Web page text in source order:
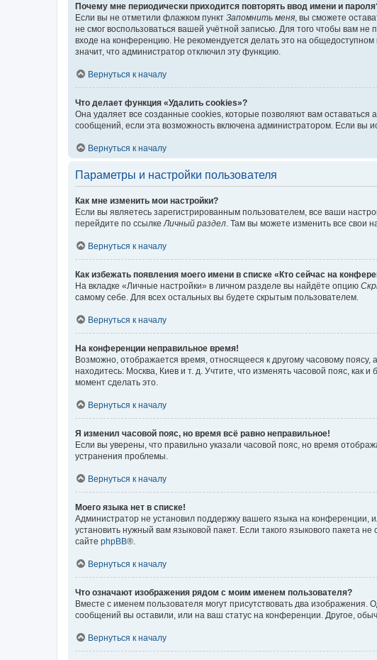
Почему мне периодически приходится повторять ввод имени и
Если вы не отметили флажком пункт Запомнить меня , вы сможете
не смог воспользоваться вашей учётной записью. Для того чтобы вам
входе на конференцию. Не рекомендуется делать это на
значит, что администратор отключил эту функцию.
Вернуться к началу
Что делает функция «Удалить cookies»?
Она удаляет все созданные cookies, которые позволяют вам
сообщений, если эта возможность включена администратором. Если вы
Вернуться к началу
Параметры и настройки пользователя
Как мне изменить мои настройки?
Если вы являетесь зарегистрированным пользователем, все ваши
перейдите по ссылке Личный раздел . Там вы можете изменить все свои
Вернуться к началу
Как избежать появления моего имени в списке «Кто сейчас на
На вкладке «Личные настройки» в личном разделе вы найдёте опцию
самому себе. Для всех остальных вы будете скрытым пользователем.
Вернуться к началу
На конференции неправильное время!
Возможно, отображается время, относящееся к другому часовому поясу,
находитесь: Москва, Киев и т. д. Учтите, что изменять часовой пояс, как
момент сделать это.
Вернуться к началу
Я изменил часовой пояс, но время всё равно неправильное!
Если вы уверены, что правильно указали часовой пояс, но время
устранения проблемы.
Вернуться к началу
Моего языка нет в списке!
Администратор не установил поддержку вашего языка на
установить нужный вам языковой пакет. Если такого языкового пакета
сайте phpBB®.
Вернуться к началу
Что означают изображения рядом с моим именем пользователя?
Вместе с именем пользователя могут присутствовать два изображения.
сообщений вы оставили, или на ваш статус на конференции. Другое,
Вернуться к началу